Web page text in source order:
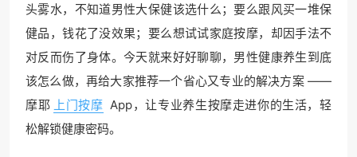
头雾水，不知道男性大保健该选什么；要么跟风买一堆保
健品，钱花了没效果；要么想试试家庭按摩，却因手法不
对反而伤了身体。今天就来好好聊聊，男性健康养生到底
该怎么做，再给大家推荐一个省心又专业的解决方案 ——
摩耶 上门按摩 App，让专业养生按摩走进你的生活，轻
松解锁健康密码。